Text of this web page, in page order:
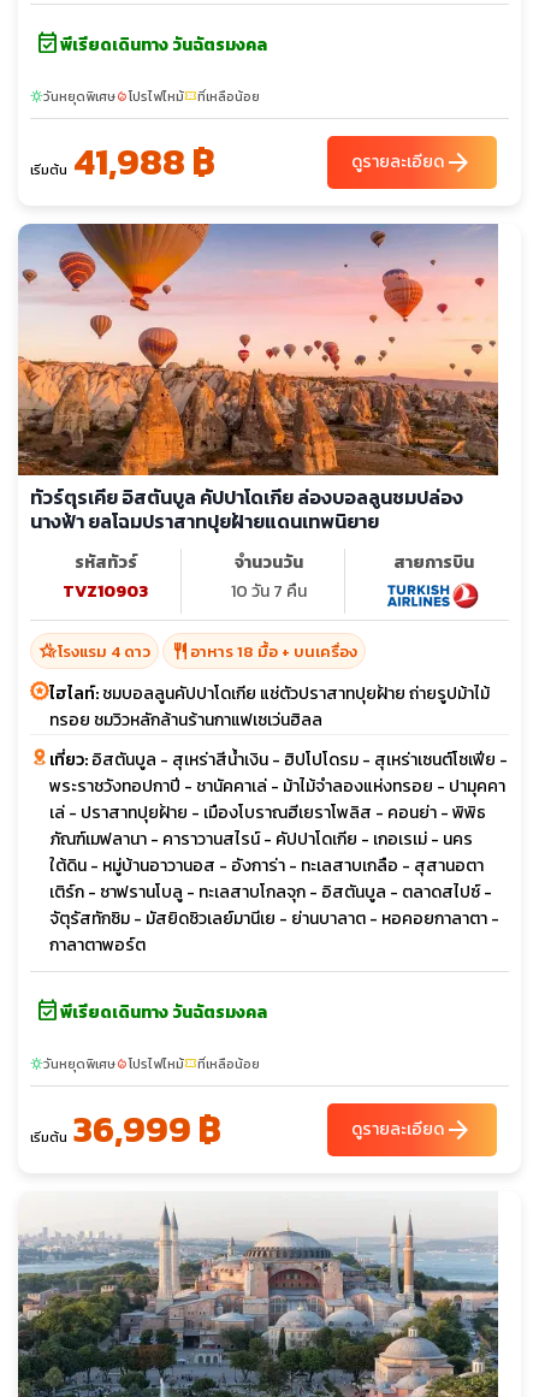
event_availableพีเรียดเดินทาง วันฉัตรมงคล
sunnyวันหยุดพิเศษlocal_fire_departmentโปรไฟไหม้confirmation_numberที่เหลือน้อย
เริ่มต้น 41,988 ฿ ดูรายละเอียดarrow_forward
ทัวร์ตุรเคีย อิสตันบูล คัปปาโดเกีย ล่องบอลลูนชมปล่อง
นางฟ้า ยลโฉมปราสาทปุยฝ้ายแดนเทพนิยาย
รหัสทัวร์
TVZ10903
จำนวนวัน
10 วัน 7 คืน
สายการบิน
hotel_classโรงแรม 4 ดาว restaurant อาหาร 18 มื้อ + บนเครื่อง
ไฮไลท์:ชมบอลลูนคัปปาโดเกีย แช่ตัวปราสาทปุยฝ้าย ถ่ายรูปม้าไม้
ทรอย ชมวิวหลักล้านร้านกาแฟเซเว่นฮิลล
เที่ยว:อิสตันบูล - สุเหร่าสีน้ำเงิน - ฮิปโปโดรม - สุเหร่าเซนต์โซเฟีย -
พระราชวังทอปกาปี - ชานัคคาเล่ - ม้าไม้จำลองแห่งทรอย - ปามุคคา
เล่ - ปราสาทปุยฝ้าย - เมืองโบราณฮีเยราโพลิส - คอนย่า - พิพิธ
ภัณฑ์เมฟลานา - คาราวานสไรน์ - คัปปาโดเกีย - เกอเรเม่ - นคร
ใต้ดิน - หมู่บ้านอาวานอส - อังการ่า - ทะเลสาบเกลือ - สุสานอตา
เติร์ก - ซาฟรานโบลู - ทะเลสาบโกลจุก - อิสตันบูล - ตลาดสไปซ์ -
จัตุรัสทักซิม - มัสยิดซิวเลย์มานีเย - ย่านบาลาต - หอคอยกาลาตา -
กาลาตาพอร์ต
event_availableพีเรียดเดินทาง วันฉัตรมงคล
sunnyวันหยุดพิเศษlocal_fire_departmentโปรไฟไหม้confirmation_numberที่เหลือน้อย
เริ่มต้น 36,999 ฿ ดูรายละเอียดarrow_forward